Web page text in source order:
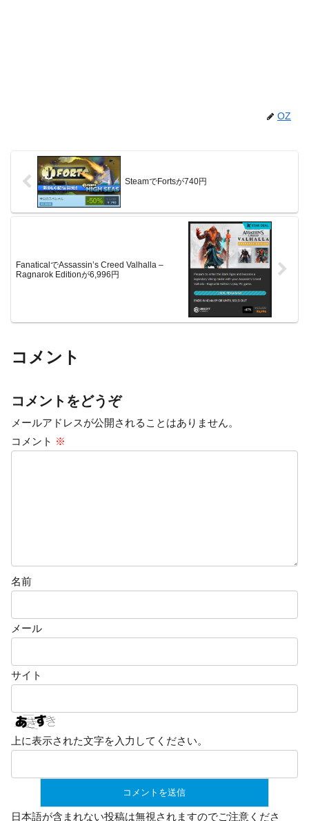
OZ
SteamでFortsが740円
FanaticalでAssassin’s Creed Valhalla –
Ragnarok Editionが6,996円
コメント
コメントをどうぞ
メールアドレスが公開されることはありません。
コメント ※
名前
メール
サイト
上に表示された文字を入力してください。
日本語が含まれない投稿は無視されますのでご注意くださ